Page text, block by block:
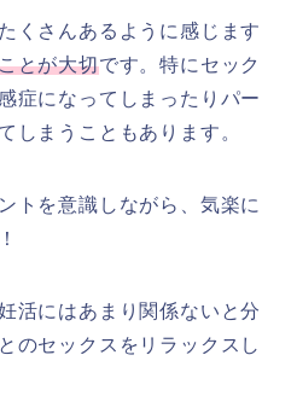
くさんあるように感じます
とが大切です。特にセック
症になってしまったりパー
しまうこともあります。
トを意識しながら、気楽に
活にはあまり関係ないと分
のセックスをリラックスし